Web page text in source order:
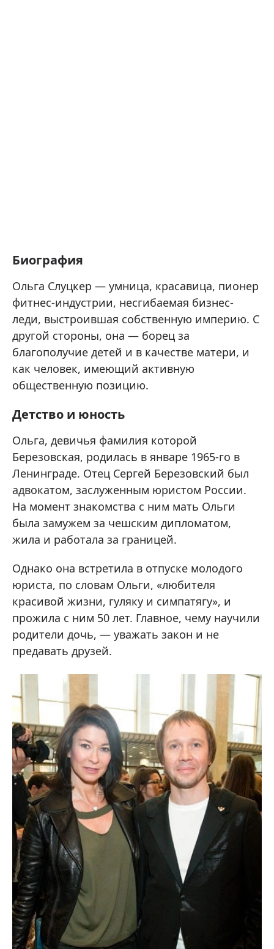
Биография
Ольга Слуцкер — умница, красавица, пионер
фитнес-индустрии, несгибаемая бизнес-
леди, выстроившая собственную империю. С
другой стороны, она — борец за
благополучие детей и в качестве матери, и
как человек, имеющий активную
общественную позицию.
Детство и юность
Ольга, девичья фамилия которой
Березовская, родилась в январе 1965-го в
Ленинграде. Отец Сергей Березовский был
адвокатом, заслуженным юристом России.
На момент знакомства с ним мать Ольги
была замужем за чешским дипломатом,
жила и работала за границей.
Однако она встретила в отпуске молодого
юриста, по словам Ольги, «любителя
красивой жизни, гуляку и симпатягу», и
прожила с ним 50 лет. Главное, чему научили
родители дочь, — уважать закон и не
предавать друзей.